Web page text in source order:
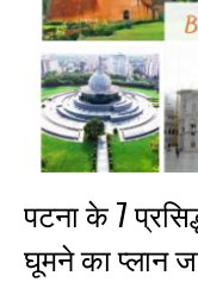
पटना के 7
घूमने का प्लान